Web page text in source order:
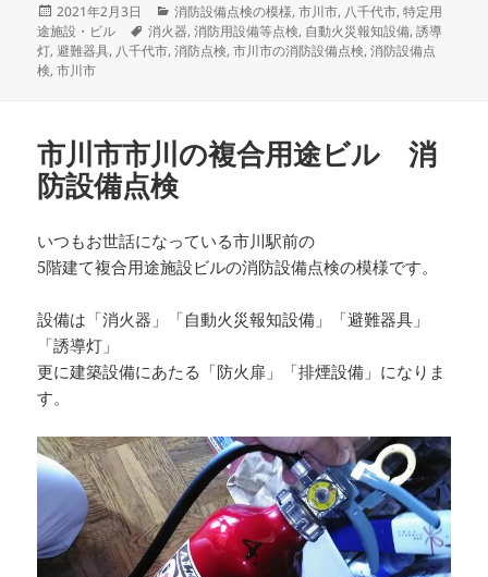
投
稿
日:
2021年2月3日
カ
テ
ゴ
消防設備点検の模様,市川市,八千代市,特定用
途施設・ビル
タ
グ
消火器,消防用設備等点検, 自動火災報知設備,誘導
灯,避難器具,八千代市,消防点検,市川市の消防設備点検,消防設備点
検,市川市
市川市市川の複合用途ビル 消
防設備点検
いつもお世話になっている市川駅前の
5階建て複合用途施設ビルの消防設備点検の模様です。
設備は「消火器」「自動火災報知設備」「避難器具」
「誘導灯」
更に建築設備にあたる「防火扉」「排煙設備」になりま
す。